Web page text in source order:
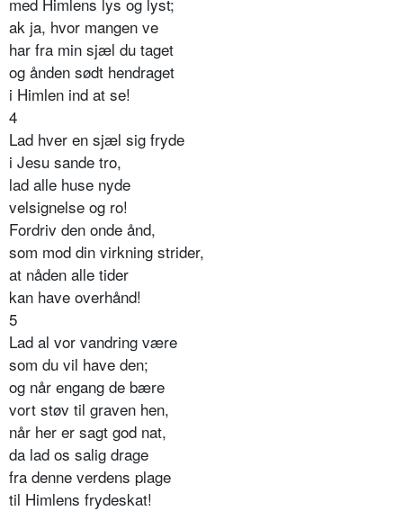
ak ja, hvor mangen ve
har fra min sjæl du taget
og ånden sødt hendraget
i Himlen ind at se!
4
Lad hver en sjæl sig fryde
i Jesu sande tro,
lad alle huse nyde
velsignelse og ro!
Fordriv den onde ånd,
som mod din virkning strider,
at nåden alle tider
kan have overhånd!
5
Lad al vor vandring være
som du vil have den;
og når engang de bære
vort støv til graven hen,
når her er sagt god nat,
da lad os salig drage
fra denne verdens plage
til Himlens frydeskat!